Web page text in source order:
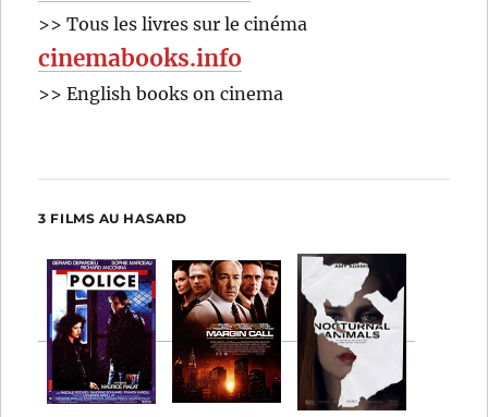
>> Tous les livres sur le cinéma
cinemabooks.info
>> English books on cinema
3 FILMS AU HASARD